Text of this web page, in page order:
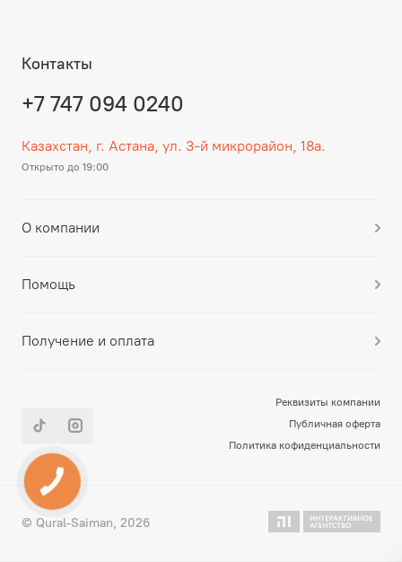
Контакты
+7 747 094 0240
Казахстан, г. Астана, ул. 3-й микрорайон, 18а.
Открыто до 19:00
О компании
Помощь
Получение и оплата
Реквизиты компании
Публичная оферта
Политика кофиденциальности
© Qural-Saiman, 2026